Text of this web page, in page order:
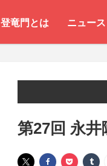
登竜門とは ニュース
第27回 永